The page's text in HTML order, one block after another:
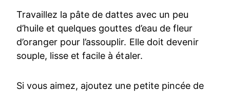
Travaillez la pâte de dattes avec un peu
d’huile et quelques gouttes d’eau de fleur
d’oranger pour l’assouplir. Elle doit devenir
souple, lisse et facile à étaler.
Si vous aimez, ajoutez une petite pincée de